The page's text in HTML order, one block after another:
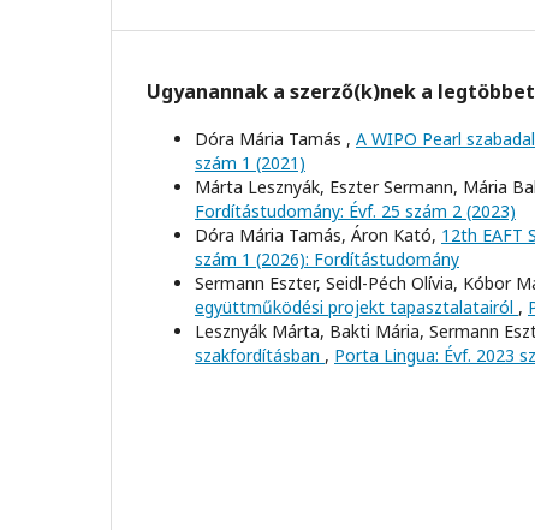
Ugyanannak a szerző(k)nek a
Dóra Mária Tamás , A WIPO Pearl
szám 1 (2021)
Márta Lesznyák, Eszter Sermann, Mária
Fordítástudomány: Évf. 25 szám 2 (2023)
Dóra Mária Tamás, Áron Kató, 12th EAFT
szám 1 (2026): Fordítástudomány
Sermann Eszter, Seidl-Péch Olívia, Kóbor
együttműködési projekt tapasztalatairól ,
Lesznyák Márta, Bakti Mária, Sermann
szakfordításban , Porta Lingua: Évf. 2023